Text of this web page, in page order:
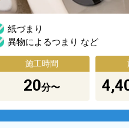
紙づまり
異物によるつまり など
施工時間
20分〜